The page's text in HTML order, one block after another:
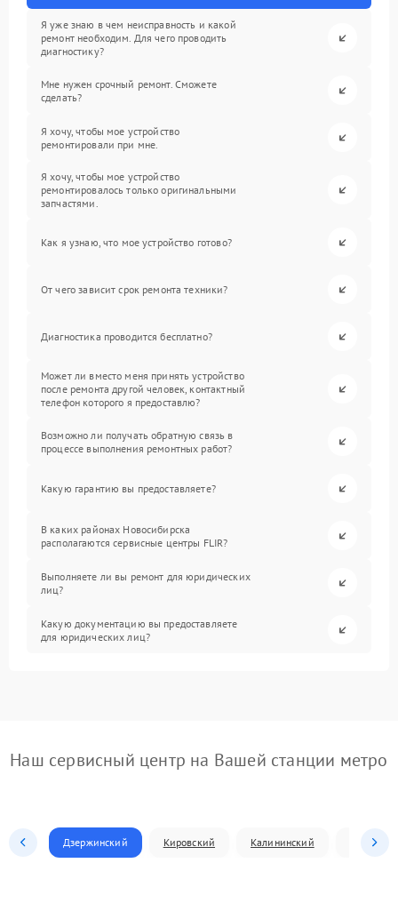
Я уже знаю в чем неисправность и какой
ремонт необходим. Для чего проводить
диагностику?
Мне нужен срочный ремонт. Сможете
сделать?
Я хочу, чтобы мое устройство
ремонтировали при мне.
Я хочу, чтобы мое устройство
ремонтировалось только оригинальными
запчастями.
Как я узнаю, что мое устройство готово?
От чего зависит срок ремонта техники?
Диагностика проводится бесплатно?
Может ли вместо меня принять устройство
после ремонта другой человек, контактный
телефон которого я предоставлю?
Возможно ли получать обратную связь в
процессе выполнения ремонтных работ?
Какую гарантию вы предоставляете?
В каких районах Новосибирска
располагаются сервисные центры FLIR?
Выполняете ли вы ремонт для юридических
лиц?
Какую документацию вы предоставляете
для юридических лиц?
Наш сервисный центр на Вашей станции метро
Дзержинский Кировский Калининский